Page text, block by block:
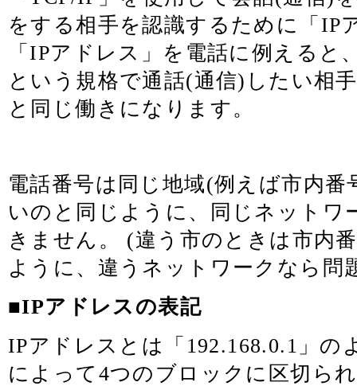
をする相手を認識するために「IP
「IPアドレス」を電話に例えると
という規格で通話(通信)したい相
と同じ働きになります。
電話番号は同じ地域(例えば市内
いのと同じように、同じネットワ
きません。 (違う市のときは市内
ように、違うネットワークなら問
■IPアドレスの表記
IPアドレスとは「192.168.0.1」の
によって4つのブロックに区切ら